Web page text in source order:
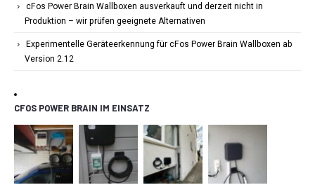
cFos Power Brain Wallboxen ausverkauft und derzeit nicht in
Produktion – wir prüfen geeignete Alternativen
Experimentelle Geräteerkennung für cFos Power Brain Wallboxen ab
Version 2.12
CFOS POWER BRAIN IM EINSATZ